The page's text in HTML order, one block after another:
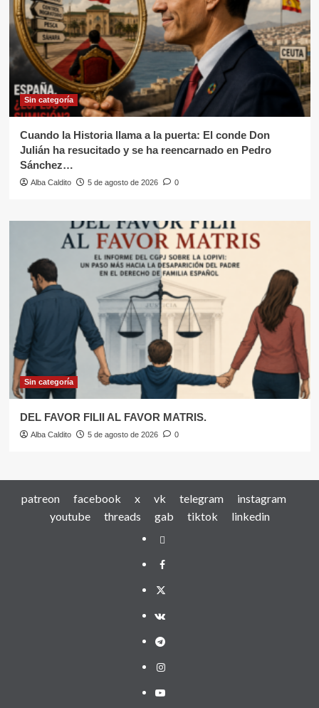
Sin categoría
Cuando la Historia llama a la puerta: El conde Don
Julián ha resucitado y se ha reencarnado en Pedro
Sánchez…
Alba Caldito 5 de agosto de 2026 0
Sin categoría
DEL FAVOR FILII AL FAVOR MATRIS.
Alba Caldito 5 de agosto de 2026 0
patreon facebook x vk telegram
instagram
youtube
threads gab tiktok linkedin
patreon
facebook
x
vk
telegram
instagram
youtube